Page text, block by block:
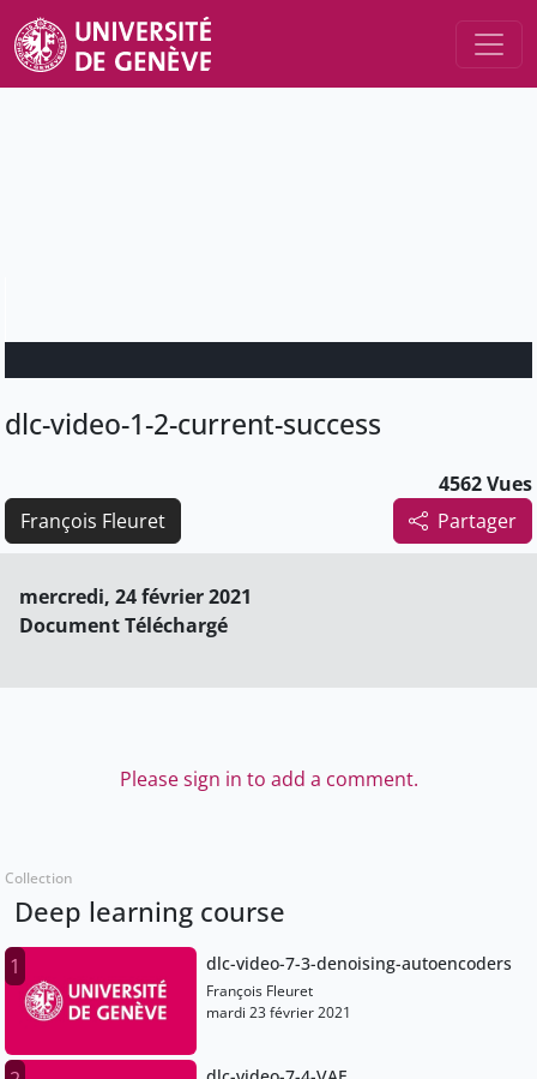
dlc-video-1-2-current-success
4562 Vues
Partager
François Fleuret
mercredi, 24 février 2021
Document Téléchargé
Please sign in to add a comment.
Collection
Deep learning course
1 dlc-video-7-3-denoising-autoencoders
François Fleuret
mardi 23 février 2021